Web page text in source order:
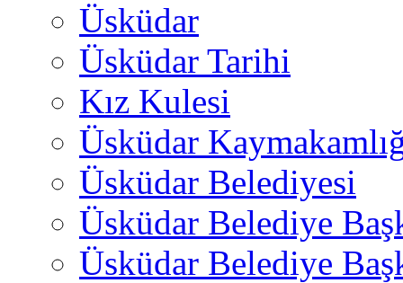
Üsküdar
Üsküdar Tarihi
Kız Kulesi
Üsküdar
Üsküdar Belediyesi
Üsküdar Belediye
Üsküdar Belediye